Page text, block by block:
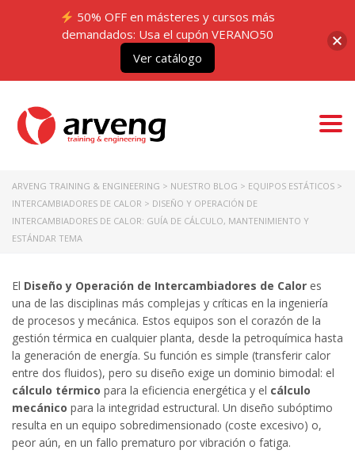
ARVENG TRAINING & ENGINEERING > NUESTRO BLOG > EQUIPOS ESTÁTICOS >
INTERCAMBIADORES DE CALOR > DISEÑO Y OPERACIÓN DE
INTERCAMBIADORES DE CALOR: GUÍA DE CÁLCULO, MANTENIMIENTO Y
ESTÁNDAR TEMA
El Diseño y Operación de Intercambiadores de Calor es
una de las disciplinas más complejas y críticas en la ingeniería
de procesos y mecánica. Estos equipos son el corazón de la
gestión térmica en cualquier planta, desde la petroquímica hasta
la generación de energía. Su función es simple (transferir calor
entre dos fluidos), pero su diseño exige un dominio bimodal: el
cálculo térmico para la eficiencia energética y el cálculo
mecánico para la integridad estructural. Un diseño subóptimo
resulta en un equipo sobredimensionado (coste excesivo) o,
peor aún, en un fallo prematuro por vibración o fatiga.
50% OFF en másteres y cursos más
demandados: Usa el cupón VERANO50
Ver catálogo